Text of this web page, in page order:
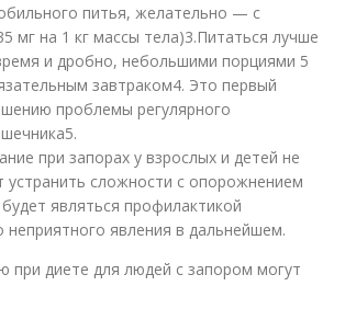
питья, желательно — с
мг на 1 кг массы тела)3.Питаться лучше
и дробно, небольшими порциями 5
завтраком4. Это первый
проблемы регулярного
при запорах у взрослых и детей не
сложности с опорожнением
являться профилактикой
неприятного явления в дальнейшем.
при диете для людей с запором могут